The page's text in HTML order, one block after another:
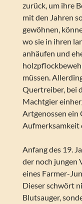
zurück, um ihre
mit den Jahren
gewöhnen,
wo sie in ihren
anhäufen und
müssen.
Quertreiber, bei
Machtgier
Artgenossen ein
Aufmerksamkeit
Anfang des 19.
der noch jungen
eines Farmer-
Dieser schwört
Blutsauger,